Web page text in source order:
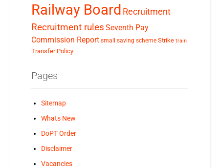
Railway Board Recruitment
Recruitment rules Seventh Pay
Commission Report small saving scheme Strike train
Transfer Policy
Pages
Sitemap
Whats New
DoPT Order
Disclaimer
Vacancies